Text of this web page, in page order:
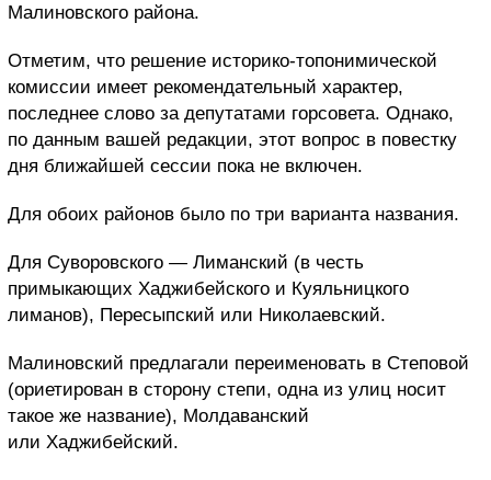
Малиновского района.
Отметим, что решение историко-топонимической
комиссии имеет рекомендательный характер,
последнее слово за депутатами горсовета. Однако,
по данным вашей редакции, этот вопрос в повестку
дня ближайшей сессии пока не включен.
Для обоих районов было по три варианта названия.
Для Суворовского — Лиманский (в честь
примыкающих Хаджибейского и Куяльницкого
лиманов), Пересыпский или Николаевский.
Малиновский предлагали переименовать в Степовой
(ориетирован в сторону степи, одна из улиц носит
такое же название), Молдаванский
или Хаджибейский.